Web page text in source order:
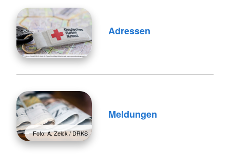
Adressen
Foto: A. Zelck / DRKS
Meldungen